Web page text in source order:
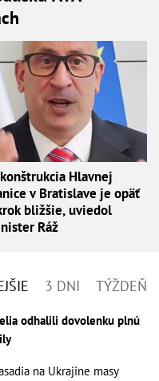
Hlavnej
v Bratislave je opäť
bližšie, uviedol
Ráž
3 DNI TÝŽDEŇ
odhalili dovolenku plnú
na Ukrajine masy